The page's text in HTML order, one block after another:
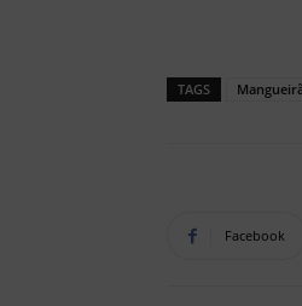
TAGS
Facebook